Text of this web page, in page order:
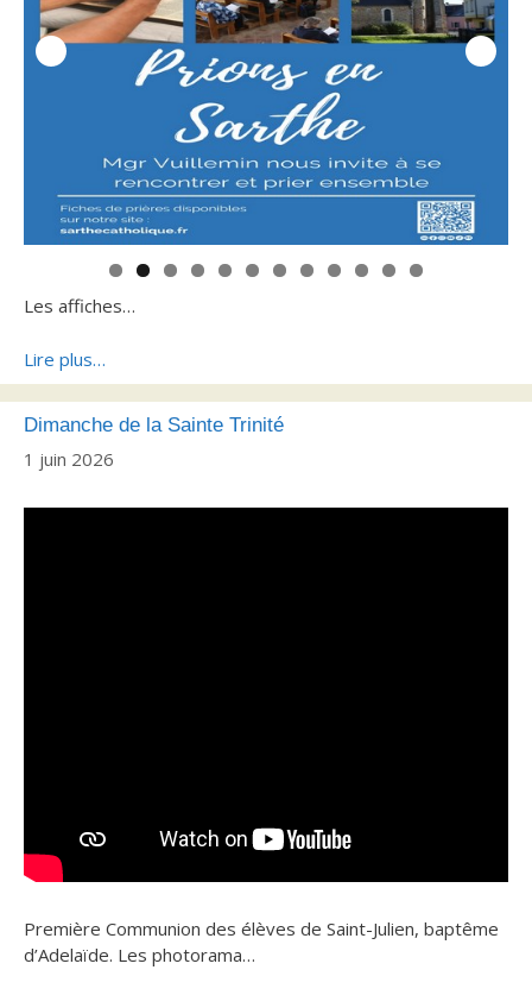
0 1
2
Les affiches…
Lire plus…
Dimanche de la Sainte Trinité
1 juin 2026
Première Communion des élèves de Saint-Julien, baptême
d’Adelaïde. Les photorama…